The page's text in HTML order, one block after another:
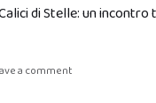
di Stelle: un
a comment